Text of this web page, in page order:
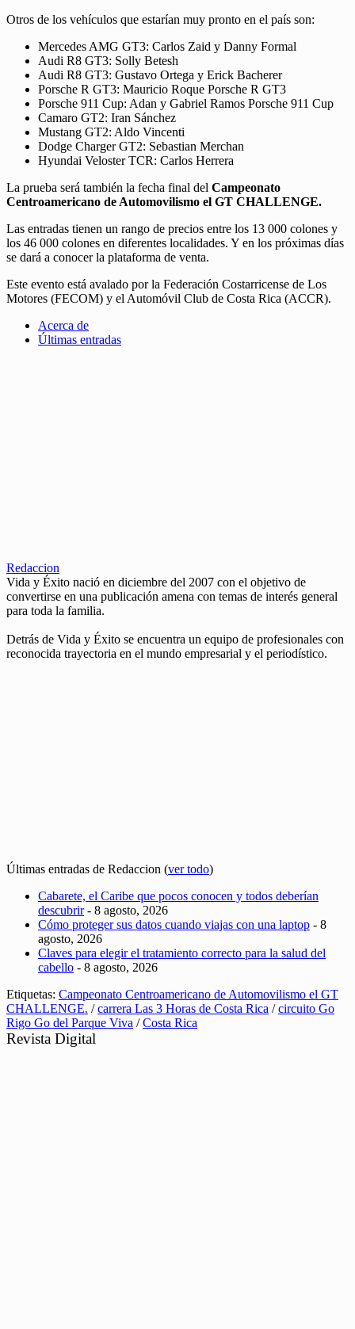
Otros de los vehículos que estarían muy pronto en el país son:
Mercedes AMG GT3: Carlos Zaid y Danny Formal
Audi R8 GT3: Solly Betesh
Audi R8 GT3: Gustavo Ortega y Erick Bacherer
Porsche R GT3: Mauricio Roque Porsche R GT3
Porsche 911 Cup: Adan y Gabriel Ramos Porsche 911 Cup
Camaro GT2: Iran Sánchez
Mustang GT2: Aldo Vincenti
Dodge Charger GT2: Sebastian Merchan
Hyundai Veloster TCR: Carlos Herrera
La prueba será también la fecha final del Campeonato
Centroamericano de Automovilismo el GT CHALLENGE.
Las entradas tienen un rango de precios entre los 13 000 colones y
los 46 000 colones en diferentes localidades. Y en los próximas días
se dará a conocer la plataforma de venta.
Este evento está avalado por la Federación Costarricense de Los
Motores (FECOM) y el Automóvil Club de Costa Rica (ACCR).
Acerca de
Últimas entradas
Redaccion
Vida y Éxito nació en diciembre del 2007 con el objetivo de
convertirse en una publicación amena con temas de interés general
para toda la familia.
Detrás de Vida y Éxito se encuentra un equipo de profesionales con
reconocida trayectoria en el mundo empresarial y el periodístico.
Últimas entradas de Redaccion (ver todo)
Cabarete, el Caribe que pocos conocen y todos deberían
descubrir- 8 agosto, 2026
Cómo proteger sus datos cuando viajas con una laptop - 8
agosto, 2026
Claves para elegir el tratamiento correcto para la salud del
cabello - 8 agosto, 2026
Etiquetas: Campeonato Centroamericano de Automovilismo el GT
CHALLENGE. /carrera Las 3 Horas de Costa Rica /circuito Go
Rigo Go del Parque Viva /Costa Rica
Revista Digital